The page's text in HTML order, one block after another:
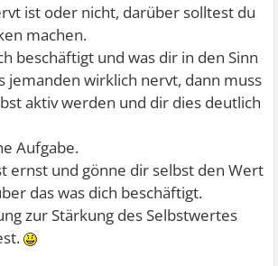
ist oder nicht, darüber solltest du
machen.
beschäftigt und was dir in den Sinn
jemanden wirklich nervt, dann muss
aktiv werden und dir dies deutlich
Aufgabe.
ernst und gönne dir selbst den Wert
das was dich beschäftigt.
zur Stärkung des Selbstwertes